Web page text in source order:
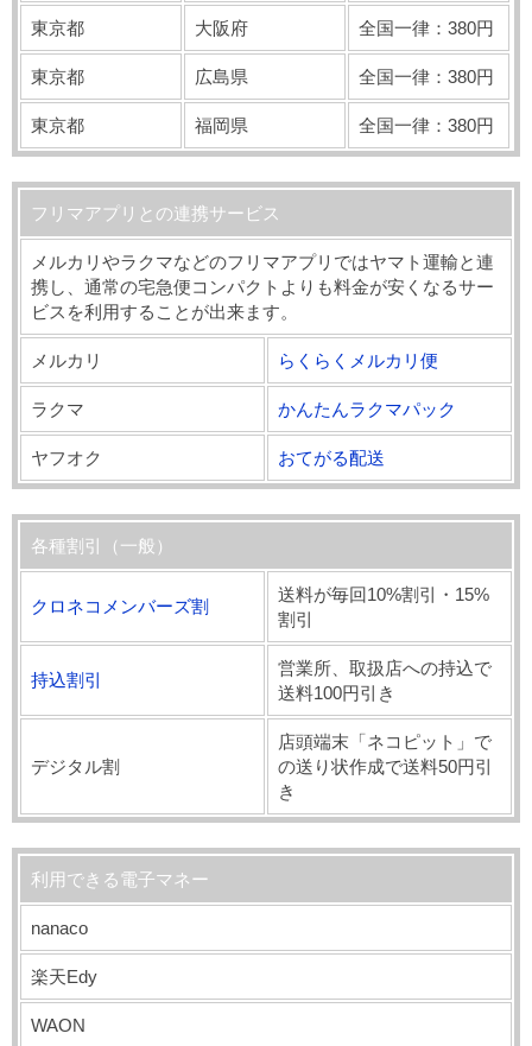
東京都 大阪府 全国一律：380円
東京都 広島県 全国一律：380円
東京都 福岡県 全国一律：380円
フリマアプリとの連携サービス
メルカリやラクマなどのフリマアプリではヤマト運輸と連
携し、通常の宅急便コンパクトよりも料金が安くなるサー
ビスを利用することが出来ます。
メルカリ らくらくメルカリ便
ラクマ かんたんラクマパック
ヤフオク おてがる配送
各種割引（一般）
クロネコメンバーズ割
送料が毎回10%割引・15%
割引
持込割引
営業所、取扱店への持込で
送料100円引き
デジタル割
店頭端末「ネコピット」で
の送り状作成で送料50円引
き
利用できる電子マネー
nanaco
楽天Edy
WAON